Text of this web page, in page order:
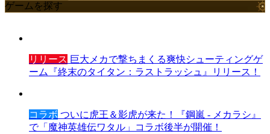
ゲームを探す
リリース 巨大メカで撃ちまくる爽快シューティングゲ
ーム『終末のタイタン：ラストラッシュ』リリース！
コラボ ついに虎王＆影虎が来た！『鋼嵐 - メカラシ』
で「魔神英雄伝ワタル」コラボ後半が開催！